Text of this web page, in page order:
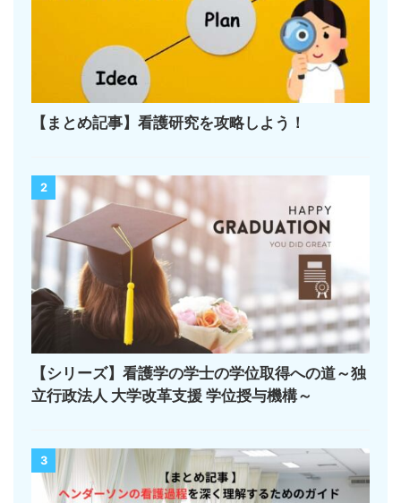
【まとめ記事】看護研究を攻略しよう！
2
【シリーズ】看護学の学士の学位取得への道～独
立行政法人 大学改革支援 学位授与機構～
3